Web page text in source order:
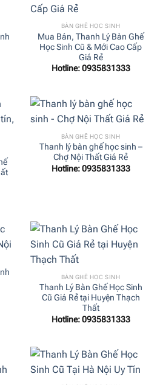
BÀN GHẾ HỌC SINH
Mua Bán, Thanh Lý Bàn Ghế
Học Sinh Cũ & Mới Cao Cấp
Giá Rẻ
Hotline: 0935831333
BÀN GHẾ HỌC SINH
Thanh lý bàn ghế học sinh –
Chợ Nội Thất Giá Rẻ
Hotline: 0935831333
BÀN GHẾ HỌC SINH
Thanh Lý Bàn Ghế Học Sinh
Cũ Giá Rẻ tại Huyện Thạch
Thất
Hotline: 0935831333